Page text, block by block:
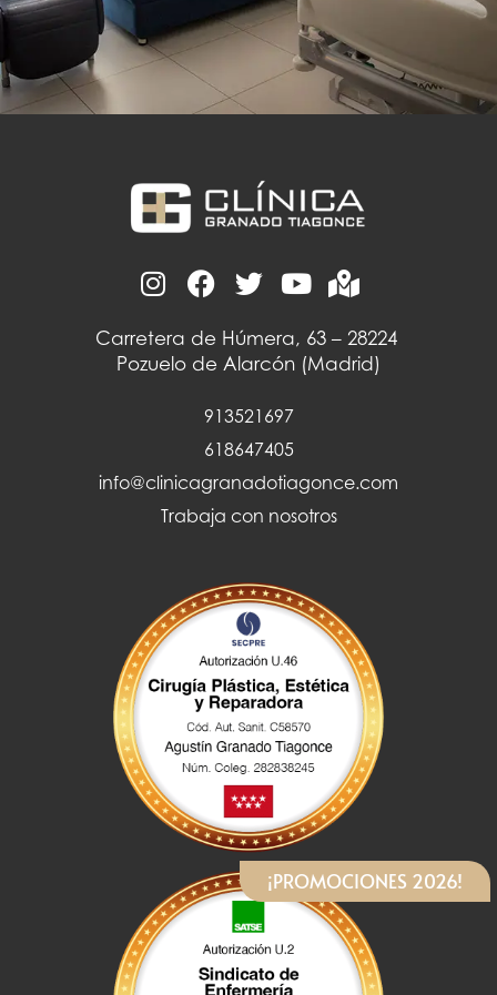
¡PROMOCIONES 2026!
Carretera de Húmera, 63 – 28224
Pozuelo de Alarcón (Madrid)
913521697
618647405
info@clinicagranadotiagonce.com
Trabaja con nosotros